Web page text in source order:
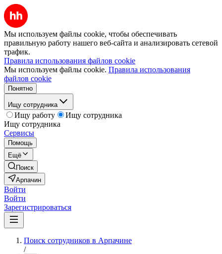
Мы используем файлы cookie, чтобы обеспечивать
правильную работу нашего веб-сайта и анализировать сетевой
трафик.
Правила использования файлов cookie
Мы используем файлы cookie. Правила использования
файлов cookie
Понятно
Ищу сотрудника
Ищу работу
Ищу сотрудника
Ищу сотрудника
Сервисы
Помощь
Ещё
Поиск
Арпачин
Войти
Войти
Зарегистрироваться
Поиск сотрудников в Арпачине
/